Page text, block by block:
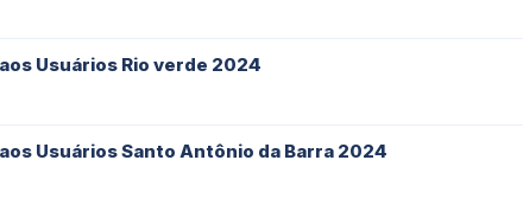
Usuários Rio verde 2024
Usuários Santo Antônio da Barra 2024